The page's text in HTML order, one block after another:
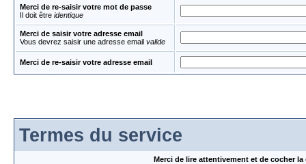
Merci de re-saisir votre mot de passe
Il doit être identique
Merci de saisir votre adresse email
Vous devrez saisir une adresse email valide
Merci de re-saisir votre adresse email
Termes du service
Merci de lire attentivement et de cocher